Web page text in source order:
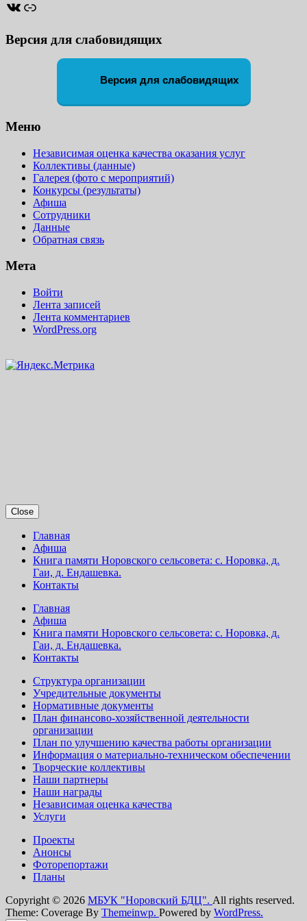
ВКонтакте
Ссылка
Версия для слабовидящих
Версия для слабовидящих
Меню
Независимая оценка качества оказания услуг
Коллективы (данные)
Галерея (фото с мероприятий)
Конкурсы (результаты)
Афиша
Сотрудники
Данные
Обратная связь
Мета
Войти
Лента записей
Лента комментариев
WordPress.org
Close
Главная
Афиша
Книга памяти Норовского сельсовета: с. Норовка, д.
Гаи, д. Ендашевка.
Контакты
Главная
Афиша
Книга памяти Норовского сельсовета: с. Норовка, д.
Гаи, д. Ендашевка.
Контакты
Структура организации
Учредительные документы
Нормативные документы
План финансово-хозяйственной деятельности
организации
План по улучшению качества работы организации
Информация о материально-техническом обеспечении
Творческие коллективы
Наши партнеры
Наши награды
Независимая оценка качества
Услуги
Проекты
Анонсы
Фоторепортажи
Планы
Copyright © 2026 МБУК "Норовский БДЦ". All rights reserved.
Theme: Coverage By Themeinwp. Powered by WordPress.